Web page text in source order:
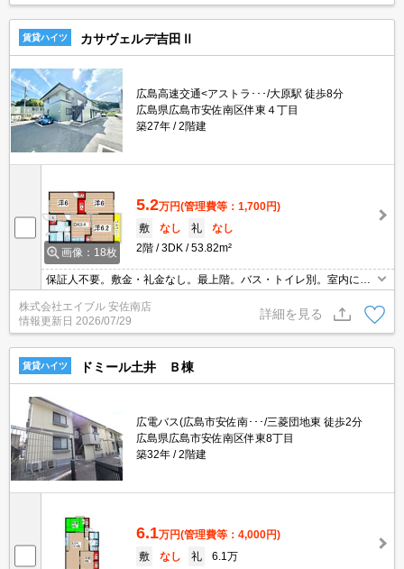
賃貸ハイツ カサヴェルデ吉田Ⅱ
広島高速交通<アストラ･･･/大原駅 徒歩8分
広島県広島市安佐南区伴東４丁目
築27年
2階建
画像：18枚
5.2万円(管理費等：1,700円)
敷
なし 礼
なし
2階
3DK 53.82m²
保証人不要。敷金・礼金なし。最上階。バス・トイレ別。室内に洗
歩7分！。ウォンツまで520m。セブンイレブンへ610m。
株式会社エイブル 安佐南店
情報更新日 2026/07/29
詳細を見る
賃貸ハイツ ドミール土井 Ｂ棟
広電バス(広島市安佐南･･･/三菱団地東 徒歩2分
広島県広島市安佐南区伴東8丁目
築32年
2階建
6.1万円(管理費等：4,000円)
敷
なし 礼
6.1万